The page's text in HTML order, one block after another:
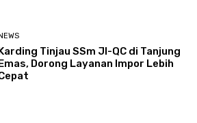
Tinjau SSm JI-QC di Tanjung
Dorong Layanan Impor Lebih